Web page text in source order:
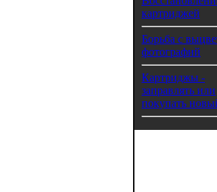
картриджей
Борьба с
фотографий
Картриджы -
заправлять или
покупать